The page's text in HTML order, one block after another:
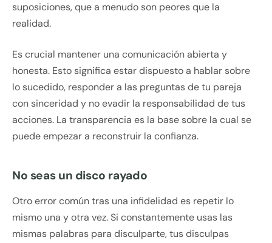
suposiciones, que a menudo son peores que la
realidad.
Es crucial mantener una comunicación abierta y
honesta. Esto significa estar dispuesto a hablar sobre
lo sucedido, responder a las preguntas de tu pareja
con sinceridad y no evadir la responsabilidad de tus
acciones. La transparencia es la base sobre la cual se
puede empezar a reconstruir la confianza.
No seas un disco rayado
Otro error común tras una infidelidad es repetir lo
mismo una y otra vez. Si constantemente usas las
mismas palabras para disculparte, tus disculpas